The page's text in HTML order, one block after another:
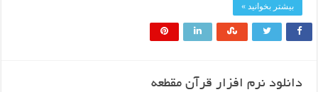
بیشتر بخوانید »
دانلود نرم افزار قرآن مقطعه